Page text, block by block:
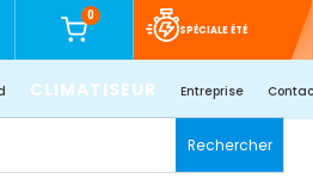
0
SPÉCIALE ÉTÉ
CLIMATISEUR Entreprise
Rechercher